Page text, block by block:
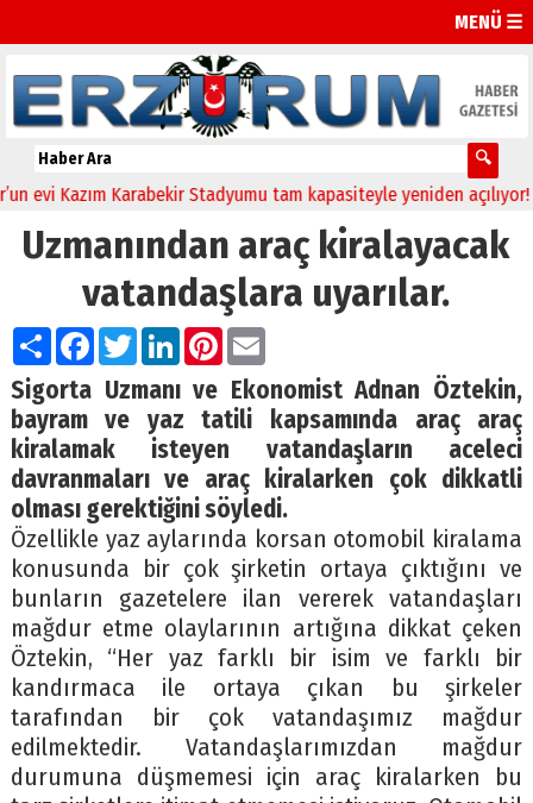
MENÜ ☰
Kazım Karabekir Stadyumu tam kapasiteyle yeniden açılıyor!
Uzmanından araç kiralayacak
vatandaşlara uyarılar.
PaylaşFacebook
TwitterLinkedIn
Pinterest
Email
Sigorta Uzmanı ve Ekonomist Adnan Öztekin,
bayram ve yaz tatili kapsamında araç araç
kiralamak isteyen vatandaşların aceleci
davranmaları ve araç kiralarken çok dikkatli
olması gerektiğini söyledi.
Özellikle yaz aylarında korsan otomobil kiralama
konusunda bir çok şirketin ortaya çıktığını ve
bunların gazetelere ilan vererek vatandaşları
mağdur etme olaylarının artığına dikkat çeken
Öztekin, “Her yaz farklı bir isim ve farklı bir
kandırmaca ile ortaya çıkan bu şirkeler
tarafından bir çok vatandaşımız mağdur
edilmektedir. Vatandaşlarımızdan mağdur
durumuna düşmemesi için araç kiralarken bu